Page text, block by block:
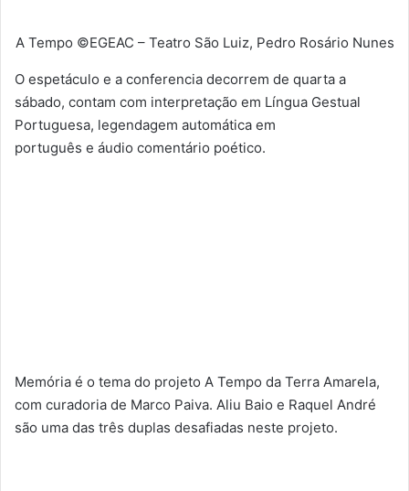
A Tempo ©EGEAC – Teatro São Luiz, Pedro Rosário Nunes
O espetáculo e a conferencia decorrem de quarta a
sábado, contam com interpretação em Língua Gestual
Portuguesa, legendagem automática em
português e áudio comentário poético.
Memória é o tema do projeto A Tempo da Terra Amarela,
com curadoria de Marco Paiva. Aliu Baio e Raquel André
são uma das três duplas desafiadas neste projeto.